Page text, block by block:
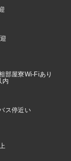
部屋寮Wi-Fiあり
内
ス停近い